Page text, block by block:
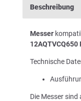
Beschreibung
Messer
12AQTVCQ650
Technische
Die Messer